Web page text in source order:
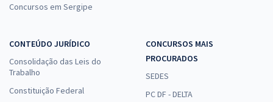
Concursos em Sergipe
CONTEÚDO JURÍDICO
Consolidação das Leis do
Trabalho
Constituição Federal
CONCURSOS MAIS
PROCURADOS
SEDES
PC DF - DELTA